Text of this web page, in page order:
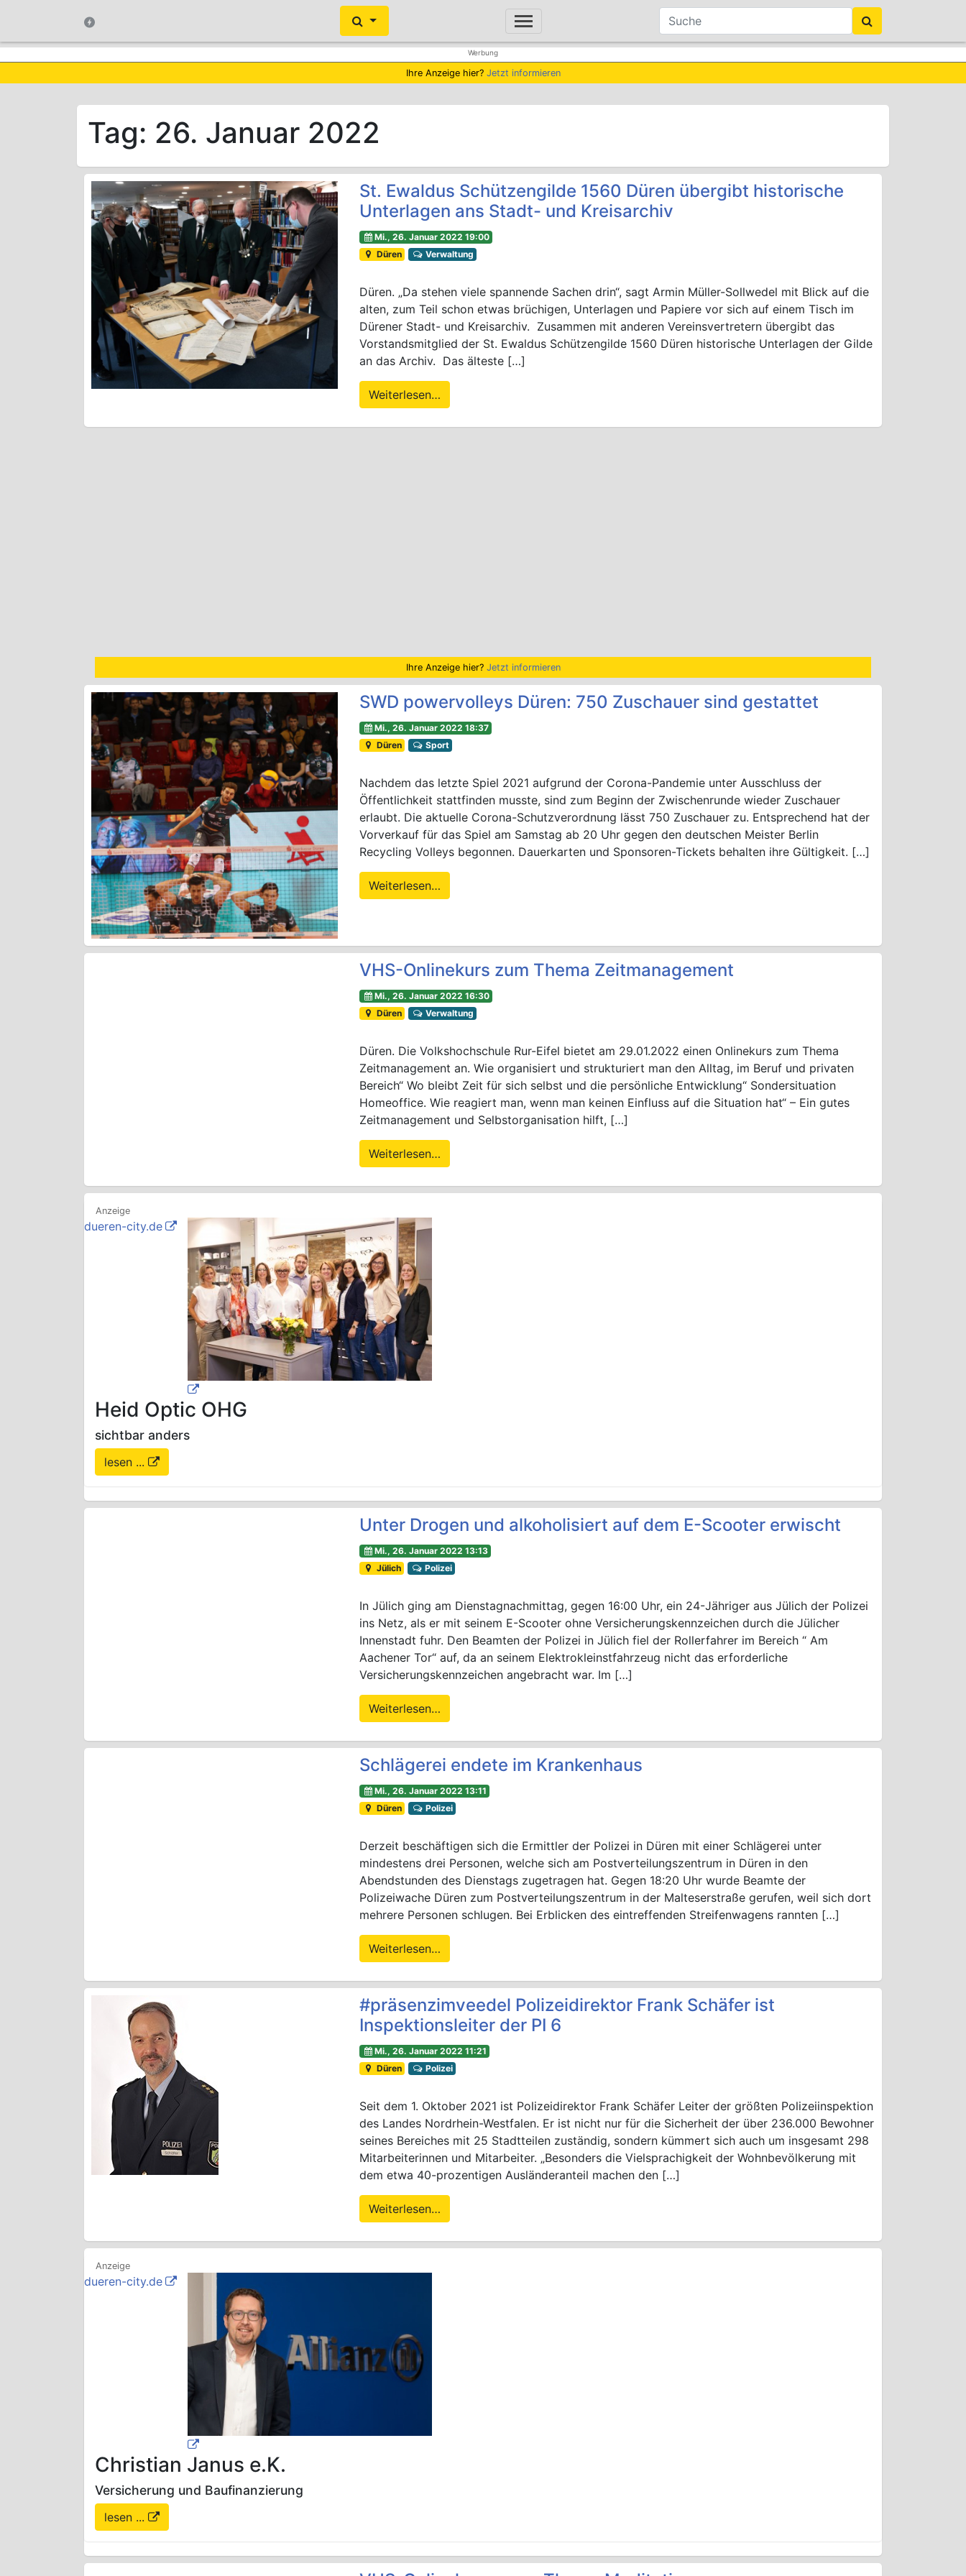
Ihre Anzeige hier? Jetzt informieren
Tag: 26. Januar 2022
St. Ewaldus Schützengilde 1560 Düren übergibt historische
Unterlagen ans Stadt- und Kreisarchiv
Mi., 26. Januar 2022 19:00
Düren
Verwaltung
Düren. „Da stehen viele spannende Sachen drin“, sagt Armin Müller-Sollwedel mit Blick auf die
alten, zum Teil schon etwas brüchigen, Unterlagen und Papiere vor sich auf einem Tisch im
Dürener Stadt- und Kreisarchiv. Zusammen mit anderen Vereinsvertretern übergibt das
Vorstandsmitglied der St. Ewaldus Schützengilde 1560 Düren historische Unterlagen der Gilde
an das Archiv. Das älteste […]
Weiterlesen…
Ihre Anzeige hier? Jetzt informieren
SWD powervolleys Düren: 750 Zuschauer sind gestattet
Mi., 26. Januar 2022 18:37
Düren
Sport
Nachdem das letzte Spiel 2021 aufgrund der Corona-Pandemie unter Ausschluss der
Öffentlichkeit stattfinden musste, sind zum Beginn der Zwischenrunde wieder Zuschauer
erlaubt. Die aktuelle Corona-Schutzverordnung lässt 750 Zuschauer zu. Entsprechend hat der
Vorverkauf für das Spiel am Samstag ab 20 Uhr gegen den deutschen Meister Berlin
Recycling Volleys begonnen. Dauerkarten und Sponsoren-Tickets behalten ihre Gültigkeit. […]
Weiterlesen…
VHS-Onlinekurs zum Thema Zeitmanagement
Mi., 26. Januar 2022 16:30
Düren
Verwaltung
Düren. Die Volkshochschule Rur-Eifel bietet am 29.01.2022 einen Onlinekurs zum Thema
Zeitmanagement an. Wie organisiert und strukturiert man den Alltag, im Beruf und privaten
Bereich“ Wo bleibt Zeit für sich selbst und die persönliche Entwicklung“ Sondersituation
Homeoffice. Wie reagiert man, wenn man keinen Einfluss auf die Situation hat“ – Ein gutes
Zeitmanagement und Selbstorganisation hilft, […]
Weiterlesen…
dueren-city.de
Heid Optic OHG
sichtbar anders
lesen ...
Unter Drogen und alkoholisiert auf dem E-Scooter erwischt
Mi., 26. Januar 2022 13:13
Jülich
Polizei
In Jülich ging am Dienstagnachmittag, gegen 16:00 Uhr, ein 24-Jähriger aus Jülich der Polizei
ins Netz, als er mit seinem E-Scooter ohne Versicherungskennzeichen durch die Jülicher
Innenstadt fuhr. Den Beamten der Polizei in Jülich fiel der Rollerfahrer im Bereich “ Am
Aachener Tor“ auf, da an seinem Elektrokleinstfahrzeug nicht das erforderliche
Versicherungskennzeichen angebracht war. Im […]
Weiterlesen…
Schlägerei endete im Krankenhaus
Mi., 26. Januar 2022 13:11
Düren
Polizei
Derzeit beschäftigen sich die Ermittler der Polizei in Düren mit einer Schlägerei unter
mindestens drei Personen, welche sich am Postverteilungszentrum in Düren in den
Abendstunden des Dienstags zugetragen hat. Gegen 18:20 Uhr wurde Beamte der
Polizeiwache Düren zum Postverteilungszentrum in der Malteserstraße gerufen, weil sich dort
mehrere Personen schlugen. Bei Erblicken des eintreffenden Streifenwagens rannten […]
Weiterlesen…
#präsenzimveedel Polizeidirektor Frank Schäfer ist
Inspektionsleiter der PI 6
Mi., 26. Januar 2022 11:21
Düren
Polizei
Seit dem 1. Oktober 2021 ist Polizeidirektor Frank Schäfer Leiter der größten Polizeiinspektion
des Landes Nordrhein-Westfalen. Er ist nicht nur für die Sicherheit der über 236.000 Bewohner
seines Bereiches mit 25 Stadtteilen zuständig, sondern kümmert sich auch um insgesamt 298
Mitarbeiterinnen und Mitarbeiter. „Besonders die Vielsprachigkeit der Wohnbevölkerung mit
dem etwa 40-prozentigen Ausländeranteil machen den […]
Weiterlesen…
dueren-city.de
Christian Janus e.K.
Versicherung und Baufinanzierung
lesen ...